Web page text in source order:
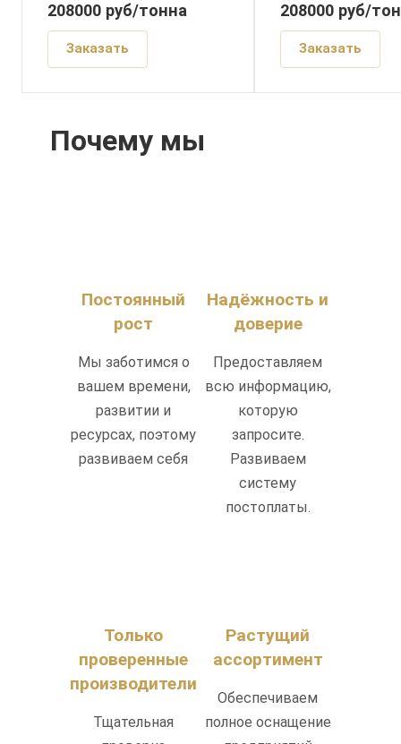
208000 руб/тонна
Заказать
208000 руб/
Заказать
Почему мы
Постоянный
рост
Мы заботимся о
вашем времени,
развитии и
ресурсах, поэтому
развиваем себя
Надёжность и
доверие
Предоставляем
всю информацию,
которую
запросите.
Развиваем
систему
постоплаты.
Только
проверенные
производители
Тщательная
Растущий
ассортимент
Обеспечиваем
полное оснащение